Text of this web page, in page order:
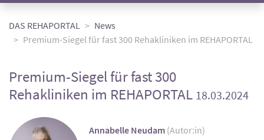
DAS REHAPORTAL
News
Premium-Siegel für fast 300 Rehakliniken im REHAPORTAL
Premium-Siegel für fast 300
Rehakliniken im REHAPORTAL 18.03.2024
Annabelle Neudam (Autor:in)